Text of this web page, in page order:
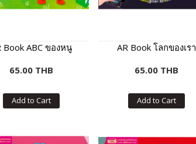
Book ABC ของหนู
65.00 THB
Add to Cart
AR Book โลกของเรา
65.00 THB
Add to Cart